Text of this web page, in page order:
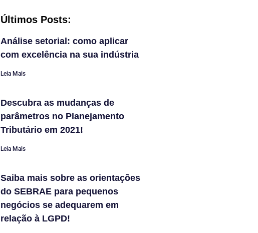
Últimos Posts:
Análise setorial: como aplicar
com excelência na sua indústria
Leia Mais
Descubra as mudanças de
parâmetros no Planejamento
Tributário em 2021!
Leia Mais
Saiba mais sobre as orientações
do SEBRAE para pequenos
negócios se adequarem em
relação à LGPD!